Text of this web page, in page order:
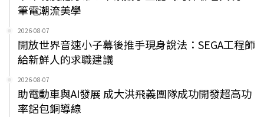
筆電潮流美學
2026-08-07
開放世界音速小子幕後推手現身說法：SEGA工程師
給新鮮人的求職建議
2026-08-07
助電動車與AI發展 成大洪飛義團隊成功開發超高功
率鋁包銅導線